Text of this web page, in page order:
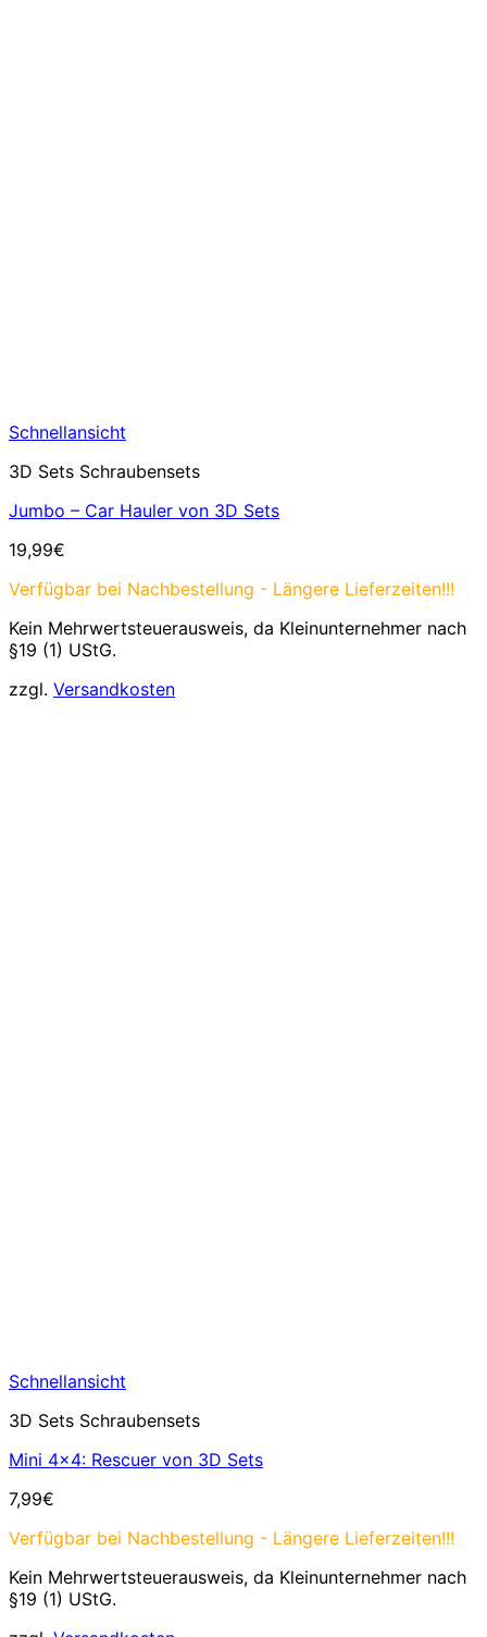
Schnellansicht
3D Sets Schraubensets
Jumbo – Car Hauler von 3D Sets
19,99€
Verfügbar bei Nachbestellung - Längere Lieferzeiten!!!
Kein Mehrwertsteuerausweis, da Kleinunternehmer nach
§19 (1) UStG.
zzgl. Versandkosten
Schnellansicht
3D Sets Schraubensets
Mini 4×4: Rescuer von 3D Sets
7,99€
Verfügbar bei Nachbestellung - Längere Lieferzeiten!!!
Kein Mehrwertsteuerausweis, da Kleinunternehmer nach
§19 (1) UStG.